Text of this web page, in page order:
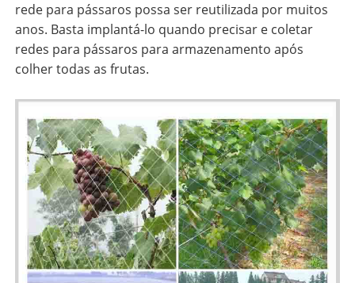
rede para pássaros possa ser reutilizada por muitos
anos. Basta implantá-lo quando precisar e coletar
redes para pássaros para armazenamento após
colher todas as frutas.